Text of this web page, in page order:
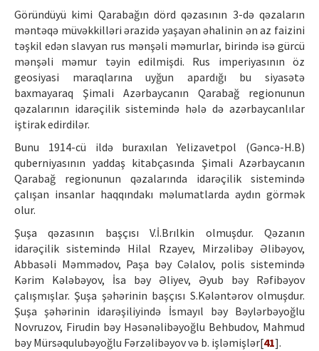
Göründüyü kimi Qarabağın dörd qəzasının 3-də qəzaların
məntəqə müvəkkilləri ərazidə yaşayan əhalinin ən az faizini
təşkil edən slavyan rus mənşəli məmurlar, birində isə gürcü
mənşəli məmur təyin edilmişdi. Rus imperiyasının öz
geosiyasi maraqlarına uyğun apardığı bu siyasətə
baxmayaraq Şimali Azərbaycanın Qarabağ regionunun
qəzalarının idarəçilik sistemində hələ də azərbaycanlılar
iştirak edirdilər.
Bunu 1914-cü ildə buraxılan Yelizavetpol (Gəncə-H.B)
quberniyasının yaddaş kitabçasında Şimali Azərbaycanın
Qarabağ regionunun qəzalarında idarəçilik sistemində
çalışan insanlar haqqındakı məlumatlarda aydın görmək
olur.
Şuşa qəzasının başçısı V.İ.Brılkin olmuşdur. Qəzanın
idarəçilik sistemində Hilal Rzayev, Mirzəlibəy Əlibəyov,
Abbasəli Məmmədov, Paşa bəy Cəlalov, polis sistemində
Kərim Kələbəyov, İsa bəy Əliyev, Əyub bəy Rəfibəyov
çalışmışlar. Şuşa şəhərinin başçısı S.Kələntərov olmuşdur.
Şuşa şəhərinin idarəşiliyində İsmayıl bəy Bəylərbəyoğlu
Novruzov, Firudin bəy Həsənəlibəyoğlu Behbudov, Mahmud
bəy Mürsəqulubəyoğlu Fərzəlibəyov və b. işləmişlər[41].